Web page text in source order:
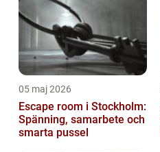
05 maj 2026
Escape room i Stockholm:
Spänning, samarbete och
smarta pussel